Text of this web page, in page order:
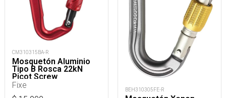
CM310315BA-R
Mosquetón Aluminio
Tipo B Rosca 22kN
Picot Screw
Fixe BEH310305FE-R